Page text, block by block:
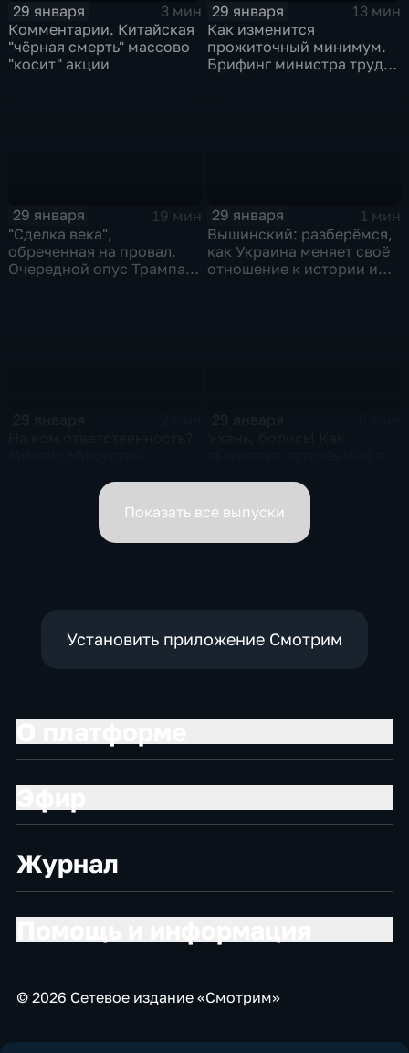
29 января
3 мин
Комментарии. Китайская
"чёрная смерть" массово
"косит" акции
29 января
13 мин
Как изменится
прожиточный минимум.
Брифинг министра труда
29 января
19 мин
"Сделка века",
обреченная на провал.
Очередной опус Трампа.
29 января
1 мин
Вышинский: разберёмся,
как Украина меняет своё
отношение к истории и
вице-премьеров
Показать все выпуски
Установить приложение Смотрим
Журнал
© 2026 Сетевое издание «Смотрим»